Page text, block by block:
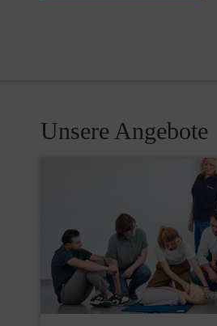
Unsere Angebote